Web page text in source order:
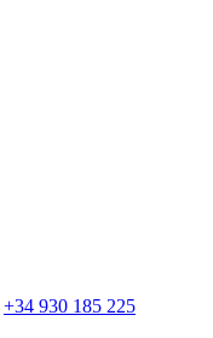
+34 930 185 225